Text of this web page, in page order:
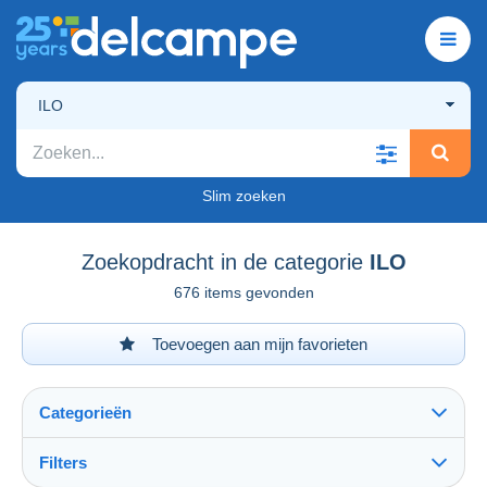
ILO
Slim zoeken
Zoekopdracht in de categorie ILO
676 items gevonden
Toevoegen aan mijn favorieten
Categorieën
Filters